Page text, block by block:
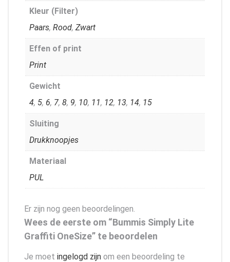
Kleur (Filter)
Paars, Rood, Zwart
Effen of print
Print
Gewicht
4, 5, 6, 7, 8, 9, 10, 11, 12, 13, 14, 15
Sluiting
Drukknoopjes
Materiaal
PUL
Er zijn nog geen beoordelingen.
Wees de eerste om “Bummis Simply Lite
Graffiti OneSize” te beoordelen
Je moet ingelogd zijn om een beoordeling te